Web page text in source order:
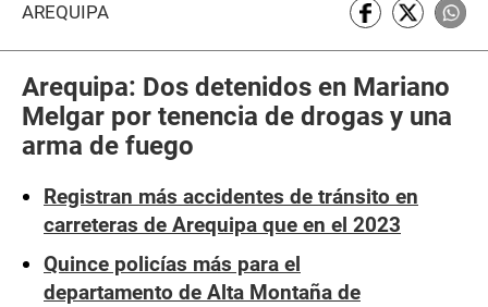
AREQUIPA
Arequipa: Dos detenidos en Mariano
Melgar por tenencia de drogas y una
arma de fuego
Registran más accidentes de tránsito en
carreteras de Arequipa que en el 2023
Quince policías más para el
departamento de Alta Montaña de